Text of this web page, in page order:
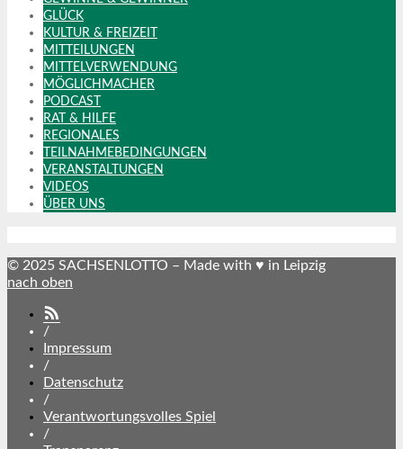
GLÜCK
KULTUR & FREIZEIT
MITTEILUNGEN
MITTELVERWENDUNG
MÖGLICHMACHER
PODCAST
RAT & HILFE
REGIONALES
TEILNAHMEBEDINGUNGEN
VERANSTALTUNGEN
VIDEOS
ÜBER UNS
© 2025 SACHSENLOTTO – Made with ♥ in Leipzig
nach oben
/
Impressum
/
Datenschutz
/
Verantwortungsvolles Spiel
/